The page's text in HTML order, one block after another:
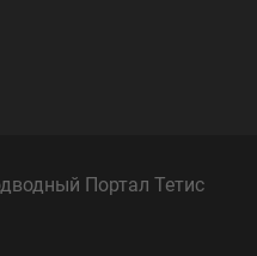
Портал Тетис